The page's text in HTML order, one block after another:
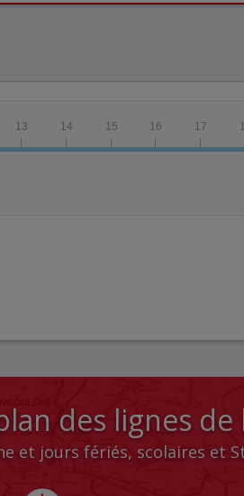
13 14 15 16 17
des lignes de
et jours fériés, scolaires et